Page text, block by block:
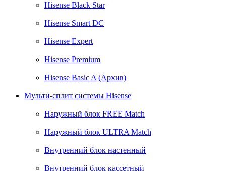
Hisense Black Star
Hisense Smart DC
Hisense Expert
Hisense Premium
Hisense Basic A (Архив)
Мульти-сплит системы Hisense
Наружный блок FREE Match
Наружный блок ULTRA Match
Внутренний блок настенный
Внутренний блок кассетный